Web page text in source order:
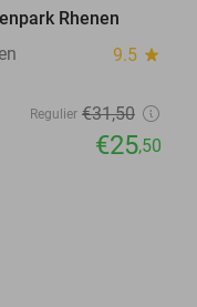
Rhenen
9.5 star
Regulier €31,50
€25,50